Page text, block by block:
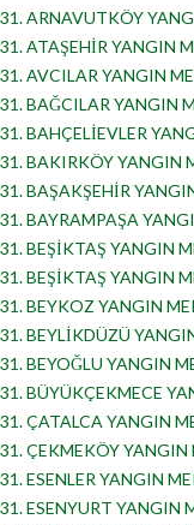
ARNAVUTKÖY
ATAŞEHİR YANGIN
AVCILAR YANGIN
BAĞCILAR YANGIN
BAHÇELİEVLER
BAKIRKÖY YANGIN
BAŞAKŞEHİR
BAYRAMPAŞA
BEŞİKTAŞ YANGIN
BEŞİKTAŞ YANGIN
BEYKOZ YANGIN
BEYLİKDÜZÜ
BEYOĞLU YANGIN
BÜYÜKÇEKMECE
ÇATALCA YANGIN
ÇEKMEKÖY YANGIN
ESENLER YANGIN
ESENYURT YANGIN